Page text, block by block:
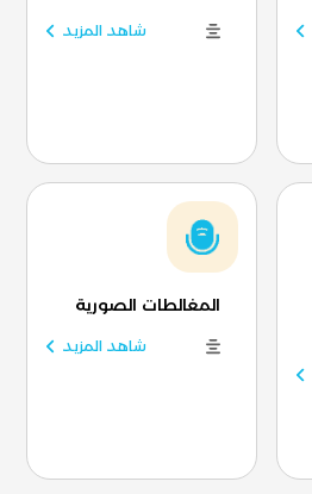
شاهد المزيد
المغالطات الصورية
شاهد المزيد